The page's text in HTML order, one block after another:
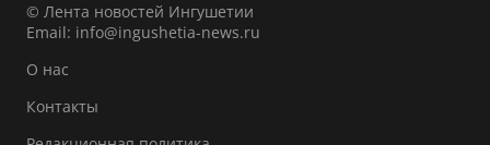
© Лента новостей Ингушетии
Email: info@ingushetia-news.ru
О нас
Контакты